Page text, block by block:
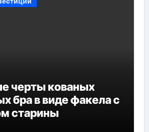
черты кованых
бра в виде факела с
старины